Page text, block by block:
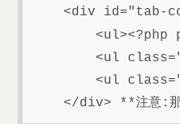
<div id="tab-
<ul><?php
<ul
<ul